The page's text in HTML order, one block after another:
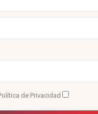
de Privacidad